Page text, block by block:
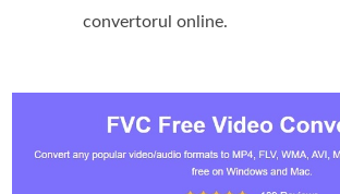
convertorul online.